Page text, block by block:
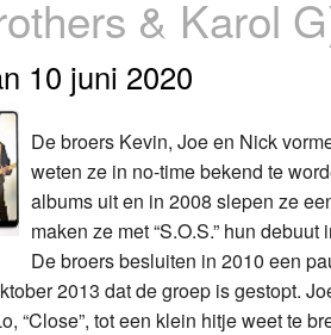
Donderdag
Vrijdag
Zaterdag
Zondag
& Karol
10 juni 2020
De broers Kevin, Joe en Nick
weten ze in no-time bekend te
albums uit en in 2008 slepen ze
maken ze met “S.O.S.” hun
De broers besluiten in 2010 een
2013 dat de groep is gestopt.
“Close”, tot een klein hitje weet te